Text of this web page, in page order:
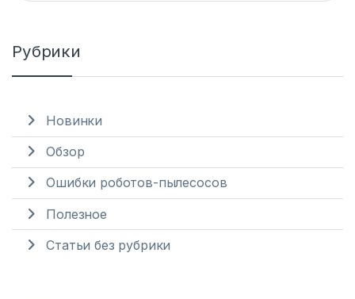
Рубрики
Новинки
Обзор
Ошибки роботов-пылесосов
Полезное
Статьи без рубрики